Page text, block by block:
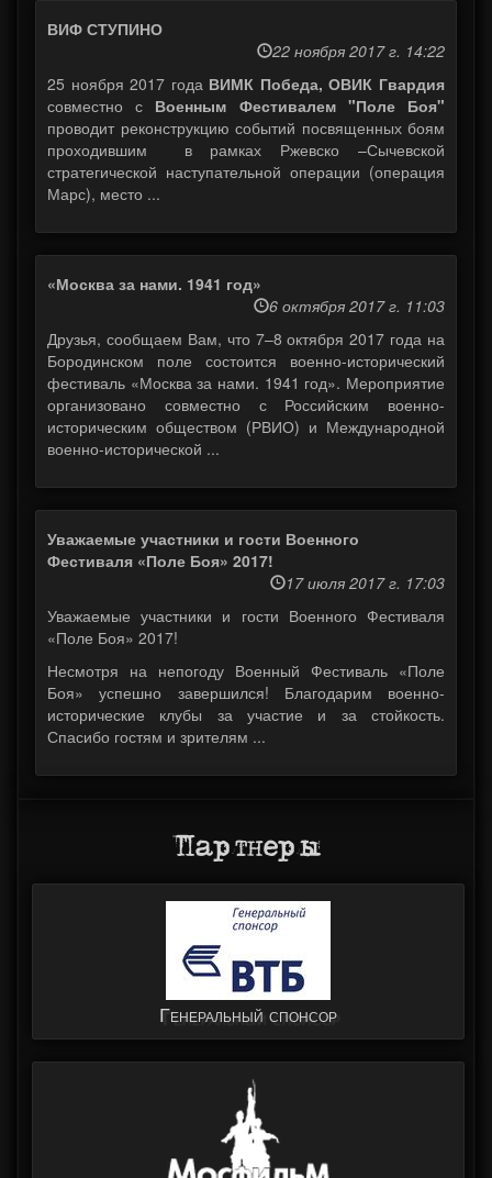
ВИФ СТУПИНО
22 ноября 2017 г. 14:22
25 ноября 2017 года ВИМК Победа, ОВИК Гвардия
совместно с Военным Фестивалем "Поле Боя"
проводит реконструкцию событий посвященных боям
проходившим в рамках Ржевско –Сычевской
стратегической наступательной операции (операция
Марс), место ...
«Москва за нами. 1941 год»
6 октября 2017 г. 11:03
Друзья, сообщаем Вам, что 7–8 октября 2017 года на
Бородинском поле состоится военно-исторический
фестиваль «Москва за нами. 1941 год». Мероприятие
организовано совместно с Российским военно-
историческим обществом (РВИО) и Международной
военно-исторической ...
Уважаемые участники и гости Военного
Фестиваля «Поле Боя» 2017!
17 июля 2017 г. 17:03
Уважаемые участники и гости Военного Фестиваля
«Поле Боя» 2017!
Несмотря на непогоду Военный Фестиваль «Поле
Боя» успешно завершился! Благодарим военно-
исторические клубы за участие и за стойкость.
Спасибо гостям и зрителям ...
Партнеры
Генеральный спонсор